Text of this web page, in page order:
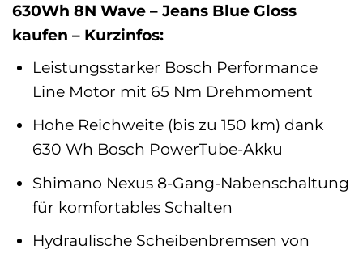
630Wh 8N Wave – Jeans Blue Gloss
kaufen – Kurzinfos:
Leistungsstarker Bosch Performance
Line Motor mit 65 Nm Drehmoment
Hohe Reichweite (bis zu 150 km) dank
630 Wh Bosch PowerTube-Akku
Shimano Nexus 8-Gang-Nabenschaltung
für komfortables Schalten
Hydraulische Scheibenbremsen von